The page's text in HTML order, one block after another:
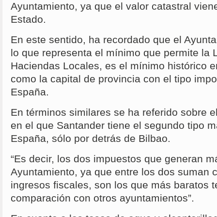
Ayuntamiento, ya que el valor catastral
Estado.
En este sentido, ha recordado que el
lo que representa el mínimo que permite la
Haciendas Locales, es el mínimo histórico
como la capital de provincia con el tipo
España.
En términos similares se ha referido sobre
en el que Santander tiene el segundo tipo
España, sólo por detrás de Bilbao.
“Es decir, los dos impuestos que generan
Ayuntamiento, ya que entre los dos suman
ingresos fiscales, son los que más baratos
comparación con otros ayuntamientos”.